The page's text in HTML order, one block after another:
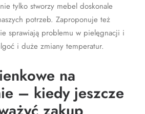
tylko stworzy mebel doskonale
potrzeb. Zaproponuje też
sprawiają problemu w pielęgnacji i
i duże zmiany temperatur.
na
– kiedy jeszcze